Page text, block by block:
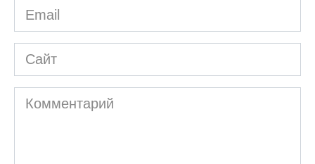
Email
*
Сайт
Комментарий